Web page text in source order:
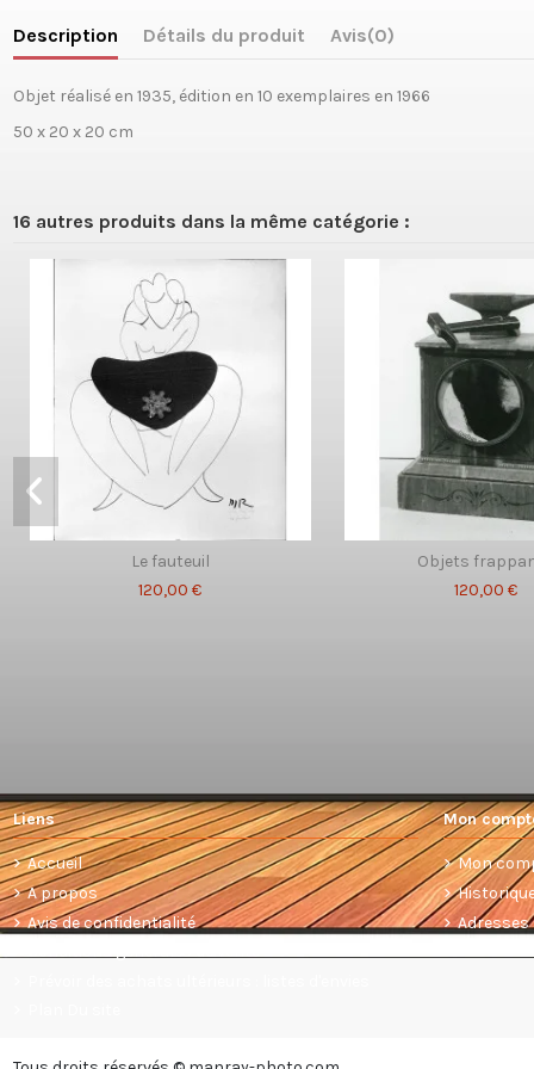
Description Détails du produit Avis(0)
Objet réalisé en 1935, édition en 10 exemplaires en 1966
50 x 20 x 20 cm
16 autres produits dans la même catégorie :
Le fauteuil
120,00 €
Objets
120,00 €
Liens
Accueil
A propos
Avis de confidentialité
Mon
Mon
Adresses